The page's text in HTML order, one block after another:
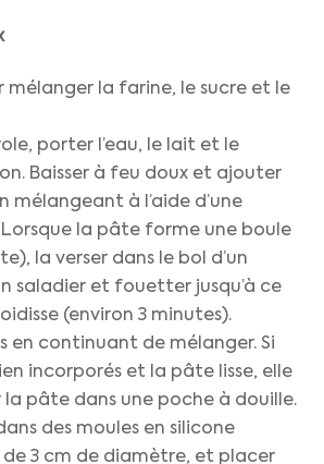
mélanger la farine, le sucre et le
porter l’eau, le lait et le
Baisser à feu doux et ajouter
mélangeant à l’aide d’une
la pâte forme une boule
la verser dans le bol d’un
saladier et fouetter jusqu’à ce
(environ 3 minutes).
en continuant de mélanger. Si
incorporés et la pâte lisse, elle
la pâte dans une poche à douille.
des moules en silicone
de 3 cm de diamètre, et placer